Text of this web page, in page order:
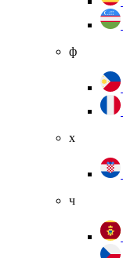
ф
х
ч